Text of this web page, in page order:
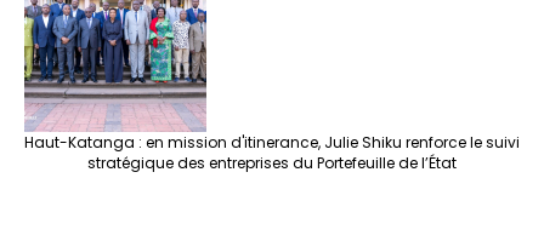
Haut-Katanga : en mission d'itinerance, Julie Shiku renforce le suivi
stratégique des entreprises du Portefeuille de l’État